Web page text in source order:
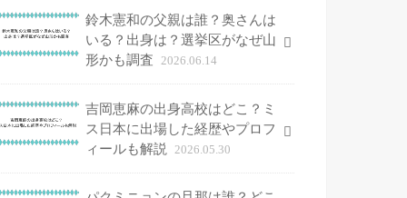
鈴木憲和の父親は誰？奥さんは
いる？出身は？選挙区がなぜ山
形かも調査 2026.06.14
吉岡恵麻の出身高校はどこ？ミ
ス日本に出場した経歴やプロフ
ィールも解説
2026.05.30